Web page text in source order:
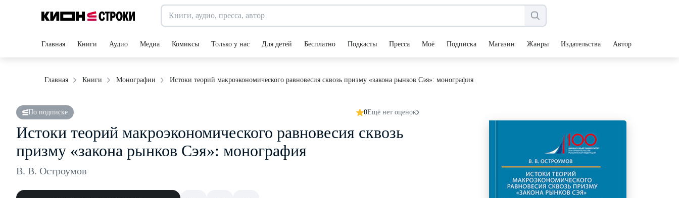
Главная Книги Аудио Медиа Комиксы Только у нас Для детей Бесплатно Подкасты Пресса Моё Подписка Магазин Жанры Издательства Авторы
Главная Книги Монографии Истоки теорий макроэкономического равновесия сквозь призму «закона рынков Сэя»: монография
По подписке 0Ещё нет оценок
Истоки теорий макроэкономического равновесия сквозь
призму «закона рынков Сэя»: монография
В. В. Остроумов